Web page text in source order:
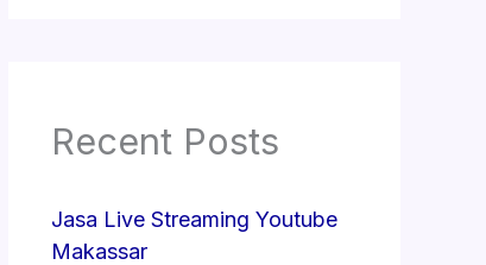
Recent Posts
Jasa Live Streaming Youtube
Makassar